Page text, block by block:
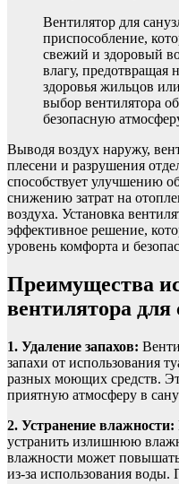
Вентилятор для
приспособление,
свежий и здоровый
влагу, предотвращая
здоровья жильцов
выбор вентилятора
безопасную
Выводя воздух наружу,
плесени и разрушения
способствует улучшению
снижению затрат на
воздуха. Установка
эффективное решение,
уровень комфорта и
Преимущества
вентилятора для
1. Удаление запахов:
запахи от использования
разных моющих средств.
приятную атмосферу в
2. Устранение влажности:
устранить излишнюю
влажности может
из-за использования